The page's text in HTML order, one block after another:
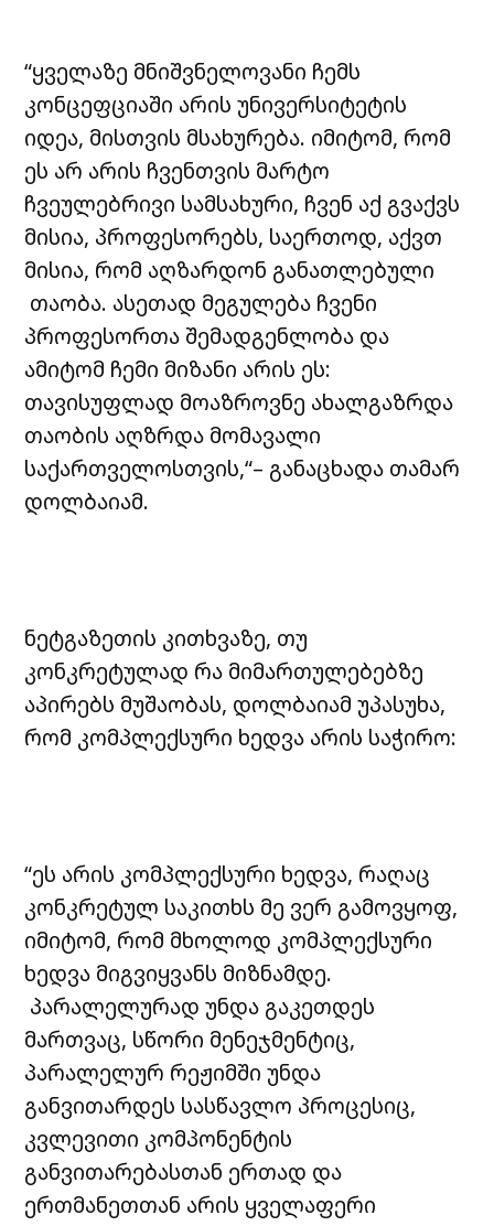
“ყველაზე მნიშვნელოვანი ჩემს
კონცეფციაში არის უნივერსიტეტის
იდეა, მისთვის მსახურება. იმიტომ, რომ
ეს არ არის ჩვენთვის მარტო
ჩვეულებრივი სამსახური, ჩვენ აქ გვაქვს
მისია, პროფესორებს, საერთოდ, აქვთ
მისია, რომ აღზარდონ განათლებული
თაობა. ასეთად მეგულება ჩვენი
პროფესორთა შემადგენლობა და
ამიტომ ჩემი მიზანი არის ეს:
თავისუფლად მოაზროვნე ახალგაზრდა
თაობის აღზრდა მომავალი
საქართველოსთვის,“– განაცხადა თამარ
დოლბაიამ.
ნეტგაზეთის კითხვაზე, თუ
კონკრეტულად რა მიმართულებებზე
აპირებს მუშაობას, დოლბაიამ უპასუხა,
რომ კომპლექსური ხედვა არის საჭირო:
“ეს არის კომპლექსური ხედვა, რაღაც
კონკრეტულ საკითხს მე ვერ გამოვყოფ,
იმიტომ, რომ მხოლოდ კომპლექსური
ხედვა მიგვიყვანს მიზნამდე.
პარალელურად უნდა გაკეთდეს
მართვაც, სწორი მენეჯმენტიც,
პარალელურ რეჟიმში უნდა
განვითარდეს სასწავლო პროცესიც,
კვლევითი კომპონენტის
განვითარებასთან ერთად და
ერთმანეთთან არის ყველაფერი